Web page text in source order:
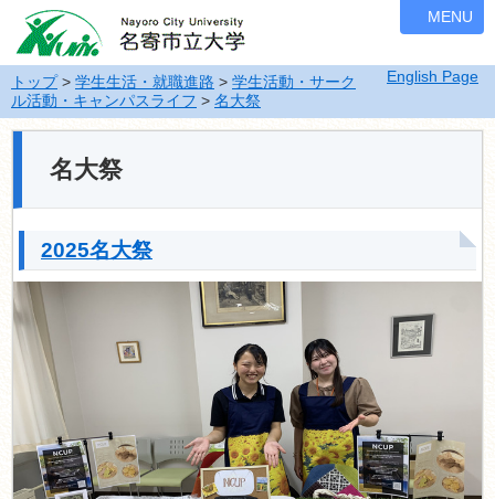
ナ
ビ
ゲ
ー
シ
ョ
English Page
MENU
トップ> 学生生活・就職進路 > 学生活動・サーク
ル活動・キャンパスライフ > 名大祭
名大祭
2025名大祭